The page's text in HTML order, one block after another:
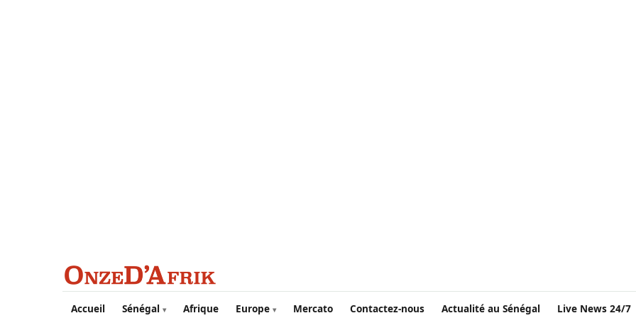
Aller au contenu principal
Accueil Sénégal Afrique Europe Mercato Contactez-nous Actualité au Sénégal Live News 24/7